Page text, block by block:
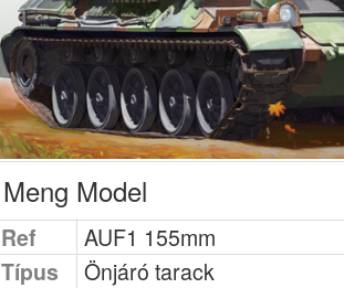
Meng Model
Ref
AUF1 155mm
Típus
Önjáró tarack